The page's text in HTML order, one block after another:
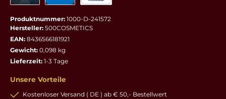
Produktnummer: 1000-D-241572
Hersteller: 500COSMETICS
EAN: 8436566181921
Gewicht: 0,098 kg
Lieferzeit: 1-3 Tage
Unsere Vorteile
Kostenloser Versand ( DE ) ab € 50,- Bestellwert